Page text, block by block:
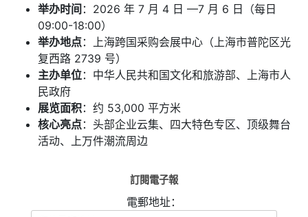
举办时间 ：2026 年 7 月 4 日 —7 月 6 日（每日
09:00-18:00）
举办地点：上海跨国采购会展中心（上海市普陀区光
复西路 2739 号）
主办单位：中华人民共和国文化和旅游部、上海市人
民政府
展览面积：约 53,000 平方米
核心亮点：头部企业云集、四大特色专区、顶级舞台
活动、上万件潮流周边
訂閱電子報
電郵地址：